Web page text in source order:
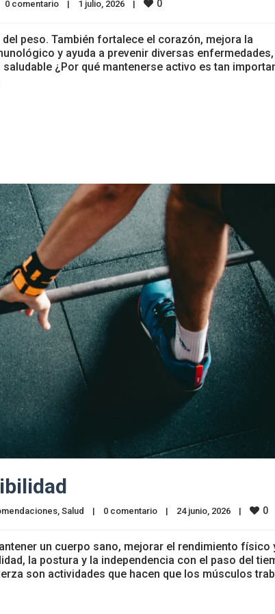
0 comentario | 1 julio, 2026 | 0
peso. También fortalece el corazón, mejora la
y ayuda a prevenir diversas enfermedades,
¿Por qué mantenerse activo es tan
Salud | 0 comentario | 24 junio, 2026 | 0
un cuerpo sano, mejorar el rendimiento físico
la postura y la independencia con el paso del
son actividades que hacen que los músculos